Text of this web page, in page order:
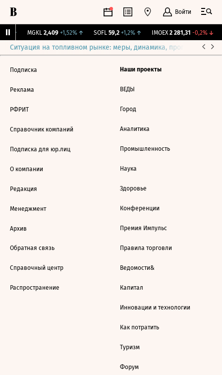
Войти
MGKL 2,409 +1,52%↑ SOFL 59,2 +1,2%↑ IMOEX 2 281,31 -0,2%↓
Ситуация на топливном рынке: меры, динамика, прогнозы
Подписка
Реклама
РФРИТ
Справочник компаний
Подписка для юр.лиц
О компании
Редакция
Менеджмент
Архив
Обратная связь
Справочный центр
Распространение
Наши проекты
ВЕДЫ
Город
Аналитика
Промышленность
Наука
Здоровье
Конференции
Премия Импульс
Правила торговли
Ведомости&
Капитал
Инновации и технологии
Как потратить
Туризм
Форум